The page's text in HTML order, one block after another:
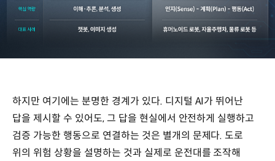
공간
입력
출력
핵심역량
대표
하지만 여기에는 분명한 경계가 있다. 디지털 AI가 뛰어난
답을 제시할 수 있어도, 그 답을 현실에서 안전하게 실행하고
검증 가능한 행동으로 연결하는 것은 별개의 문제다. 도로
위의 위험 상황을 설명하는 것과 실제로 운전대를 조작해